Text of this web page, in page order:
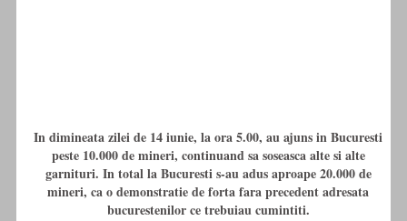
In dimineata zilei de 14 iunie, la ora 5.00, au ajuns in Bucuresti
peste 10.000 de mineri, continuand sa soseasca alte si alte
garnituri. In total la Bucuresti s-au adus aproape 20.000 de
mineri, ca o demonstratie de forta fara precedent adresata
bucurestenilor ce trebuiau cumintiti.